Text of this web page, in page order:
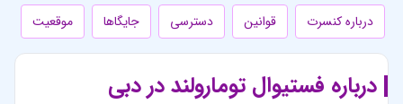
درباره کنسرت قوانین دسترسی جایگاها موقعیت
درباره فستیوال تومارولند در دبی